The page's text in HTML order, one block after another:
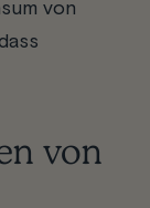
von
von